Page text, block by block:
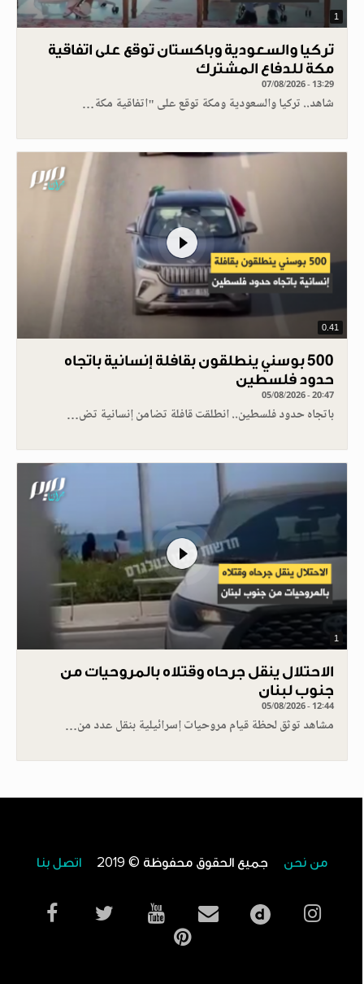
1
تركيا والسعودية وباكستان توقع على اتفاقية
مكة للدفاع المشترك
07/08/2026 - 13:29
شاهد.. تركيا والسعودية ومكة توقع على "اتفاقية مكة…
0.41
500 بوسني ينطلقون بقافلة إنسانية باتجاه
حدود فلسطين
05/08/2026 - 20:47
باتجاه حدود فلسطين.. انطلقت قافلة تضامن إنسانية تض…
1
الاحتلال ينقل جرحاه وقتلاه بالمروحيات من
جنوب لبنان
05/08/2026 - 12:44
مشاهد توثق لحظة قيام مروحيات إسرائيلية بنقل عدد من…
من نحن جميع الحقوق محفوظة © 2019 اتصل بنا